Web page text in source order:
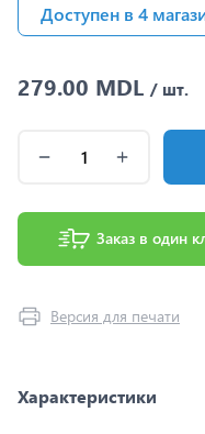
Доступен в 4
279.00 MDL / шт.
Заказ в один
Версия для печати
Характеристики